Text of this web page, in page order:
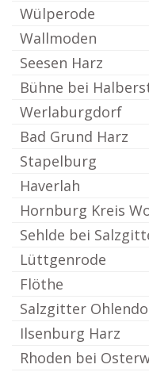
Wülperode
Wallmoden
Seesen Harz
Bühne bei
Werlaburgdorf
Bad Grund Harz
Stapelburg
Haverlah
Hornburg Kreis
Sehlde bei
Lüttgenrode
Flöthe
Salzgitter
Ilsenburg Harz
Rhoden bei